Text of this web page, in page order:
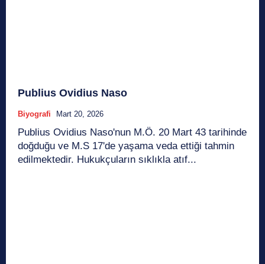
Publius Ovidius Naso
Biyografi Mart 20, 2026
Publius Ovidius Naso'nun M.Ö. 20 Mart 43 tarihinde
doğduğu ve M.S 17'de yaşama veda ettiği tahmin
edilmektedir. Hukukçuların sıklıkla atıf...